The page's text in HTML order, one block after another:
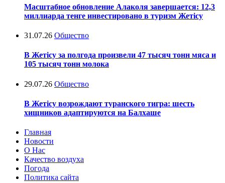
Масштабное обновление Алаколя завершается: 12,3
миллиарда тенге инвестировано в туризм Жетісу
31.07.26 Общество
В Жетісу за полгода произвели 47 тысяч тонн мяса и
105 тысяч тонн молока
29.07.26 Общество
В Жетісу возрождают туранского тигра: шесть
хищников адаптируются на Балхаше
Главная
Новости
О Нас
Качество воздуха
Погода
Политика сайта